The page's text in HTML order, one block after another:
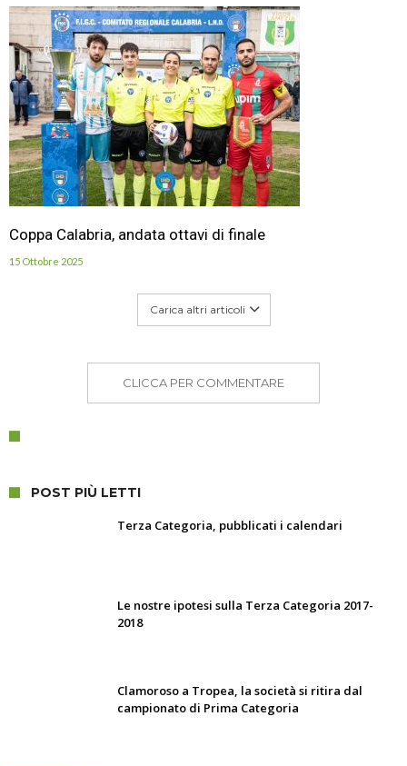
Coppa Calabria, andata ottavi di finale
15 Ottobre 2025
Carica altri articoli
CLICCA PER COMMENTARE
POST PIÙ LETTI
Terza Categoria, pubblicati i calendari
Le nostre ipotesi sulla Terza Categoria 2017-
2018
Clamoroso a Tropea, la società si ritira dal
campionato di Prima Categoria